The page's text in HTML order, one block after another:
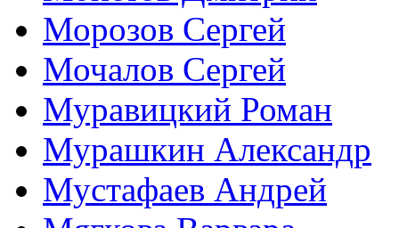
Морозов Сергей
Мочалов Сергей
Муравицкий Роман
Мурашкин Александр
Мустафаев Андрей